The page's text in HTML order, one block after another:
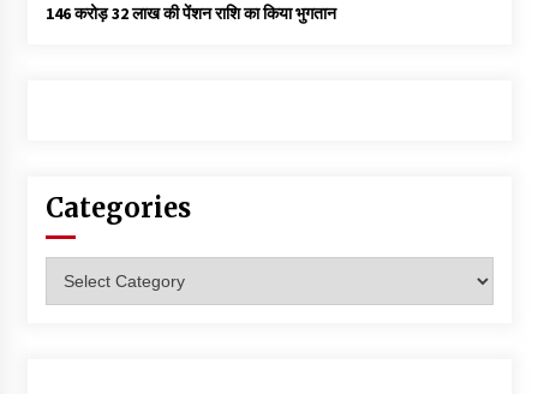
146 करोड़ 32 लाख की पेंशन राशि का किया भुगतान
Categories